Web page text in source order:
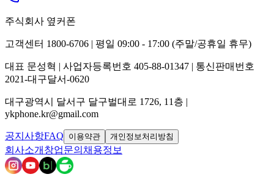
주식회사 옆커폰
고객센터 1800-6706 | 평일 09:00 - 17:00 (주말/공휴일 휴무)
대표 문성혁 | 사업자등록번호 405-88-01347 | 통신판매번호
2021-대구달서-0620
대구광역시 달서구 달구벌대로 1726, 11층 |
ykphone.kr@gmail.com
공지사항FAQ 이용약관 개인정보처리방침
회사소개 창업문의 채용정보